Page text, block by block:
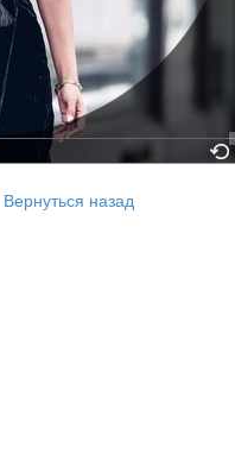
Вернуться назад